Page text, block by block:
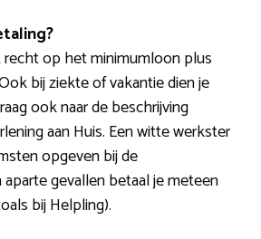
op het minimumloon plus
bij ziekte of vakantie dien je
ook naar de beschrijving
aan Huis. Een witte werkster
opgeven bij de
gevallen betaal je meteen
bij Helpling).